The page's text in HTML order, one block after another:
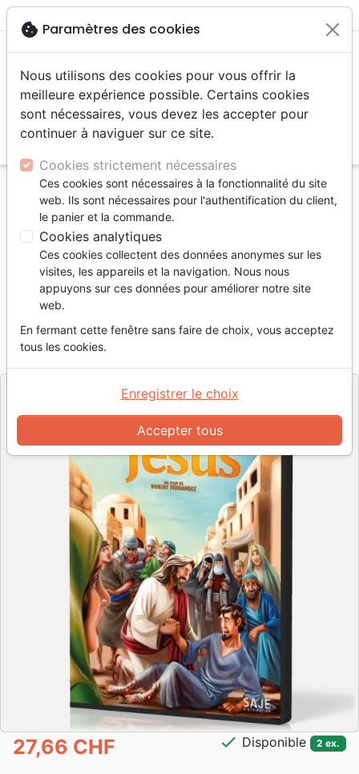
menu
Accueil Vidéos
Dessins animés
Incroyable Histoire de Jésus [DVD] (L') - Film
d'animation
L'incroyable Histoire de Jésus [DVD]
Film d'animation
Auteur :
RéférenceSAJE6453 EAN 3700000264538
SAJE Distribution
27,66 CHF check Disponible 2 ex.
cookie Paramètres des cookies
Nous utilisons des cookies pour vous offrir la
meilleure expérience possible. Certains cookies
sont nécessaires, vous devez les accepter pour
continuer à naviguer sur ce site.
Cookies strictement nécessaires
Ces cookies sont nécessaires à la fonctionnalité du site
web. Ils sont nécessaires pour l'authentification du client,
le panier et la commande.
Cookies analytiques
Ces cookies collectent des données anonymes sur les
visites, les appareils et la navigation. Nous nous
appuyons sur ces données pour améliorer notre site
web.
En fermant cette fenêtre sans faire de choix, vous acceptez
tous les cookies.
Accepter tous
Enregistrer le choix